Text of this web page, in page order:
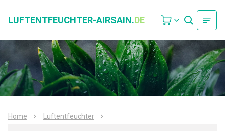
LUFTENTFEUCHTER-AIRSAIN.DE
Home Luftentfeuchter